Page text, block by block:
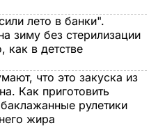
лето в банки".
зиму без стерилизации
как в детстве
что это закуска из
Как приготовить
рулетики
жира